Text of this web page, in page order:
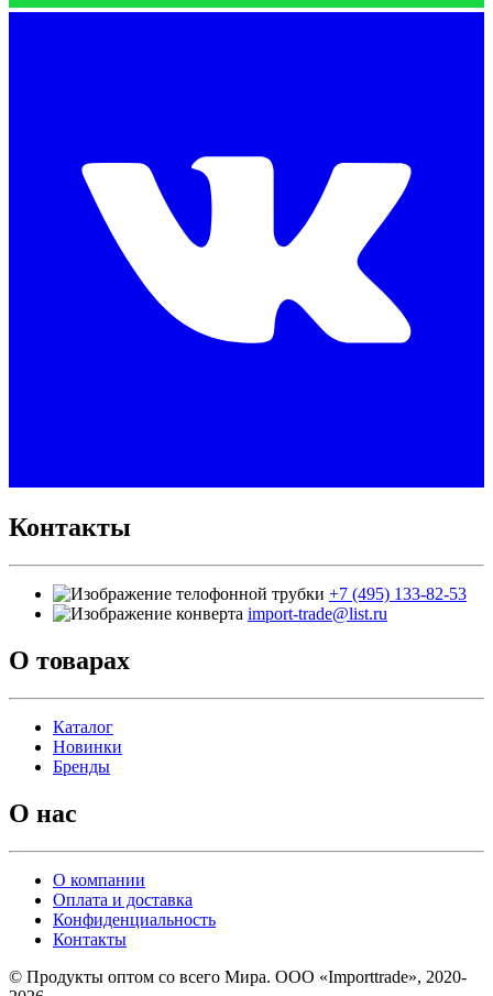
Контакты
+7 (495) 133-82-53
import-trade@list.ru
О товарах
Каталог
Новинки
Бренды
О нас
О компании
Оплата и доставка
Конфиденциальность
Контакты
© Продукты оптом со всего Мира. ООО «Importtrade», 2020-